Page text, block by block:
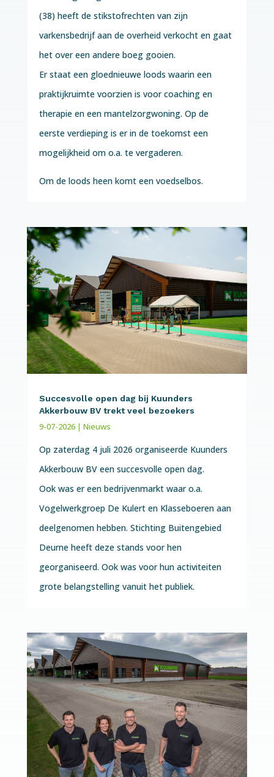
(38) heeft de stikstofrechten van zijn
varkensbedrijf aan de overheid verkocht en gaat
het over een andere boeg gooien.
Er staat een gloednieuwe loods waarin een
praktijkruimte voorzien is voor coaching en
therapie en een mantelzorgwoning. Op de
eerste verdieping is er in de toekomst een
mogelijkheid om o.a. te vergaderen.
Om de loods heen komt een voedselbos.
Succesvolle open dag bij Kuunders
Akkerbouw BV trekt veel bezoekers
9-07-2026| Nieuws
Op zaterdag 4 juli 2026 organiseerde Kuunders
Akkerbouw BV een succesvolle open dag.
Ook was er een bedrijvenmarkt waar o.a.
Vogelwerkgroep De Kulert en Klasseboeren aan
deelgenomen hebben. Stichting Buitengebied
Deurne heeft deze stands voor hen
georganiseerd. Ook was voor hun activiteiten
grote belangstelling vanuit het publiek.